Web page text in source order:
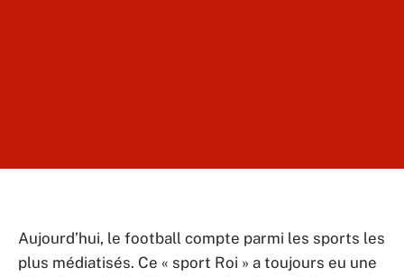
Aujourd’hui, le football compte parmi les sports les
plus médiatisés. Ce « sport Roi » a toujours eu une